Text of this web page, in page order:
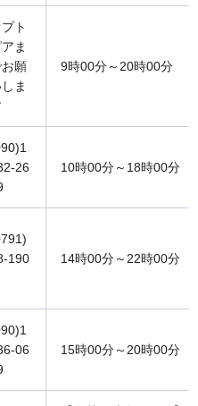
ト
ま
お願
ま
9時00分～20時00分
26
10時00分～18時00分
190
14時00分～22時00分
06
15時00分～20時00分